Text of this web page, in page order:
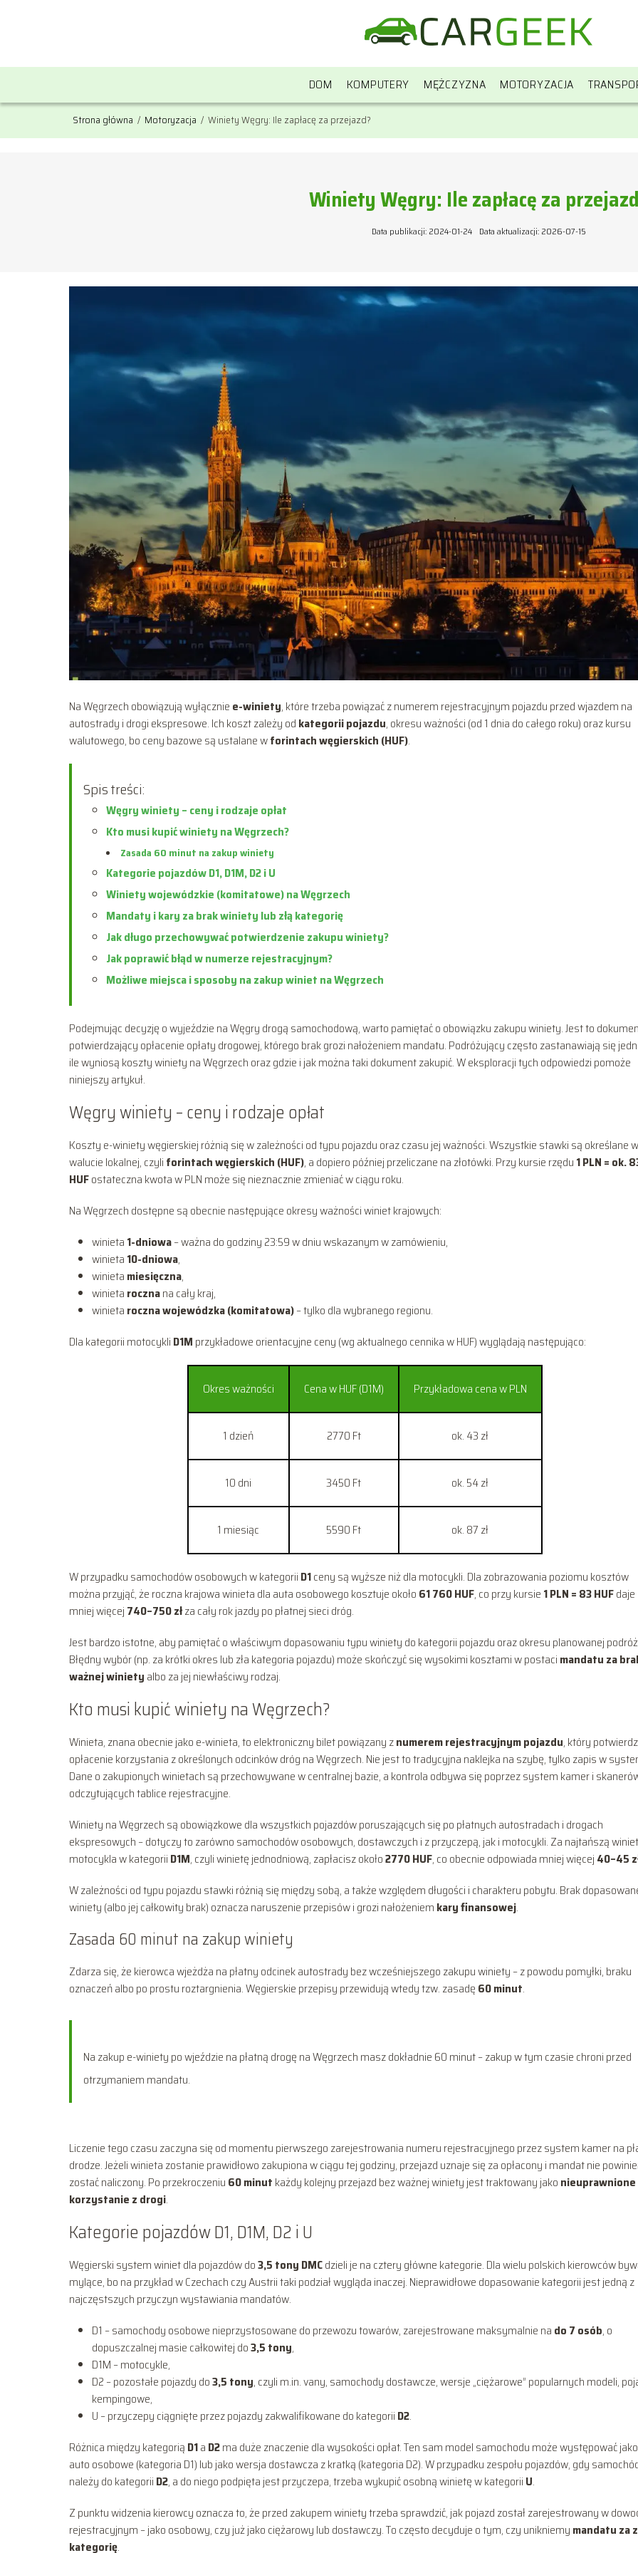
DOM KOMPUTERY MĘŻCZYZNA MOTORYZACJA
Strona główna / Motoryzacja / Winiety Węgry: Ile zapłacę za przejazd?
Winiety Węgry: Ile zapłacę za
Data publikacji: 2024-01-24 Data aktualizacji: 2026-07-15
Na Węgrzech obowiązują wyłącznie e-winiety, które trzeba powiązać z numerem rejestracyjnym pojazdu przed wjazdem na
autostrady i drogi ekspresowe. Ich koszt zależy od kategorii pojazdu, okresu ważności (od 1 dnia do całego roku) oraz kursu
walutowego, bo ceny bazowe są ustalane wforintach węgierskich (HUF).
Spis treści:
Węgry winiety – ceny i rodzaje opłat
Kto musi kupić winiety na Węgrzech?
Zasada 60 minut na zakup winiety
Kategorie pojazdów D1, D1M, D2 i U
Winiety wojewódzkie (komitatowe) na Węgrzech
Mandaty i kary za brak winiety lub złą kategorię
Jak długo przechowywać potwierdzenie zakupu winiety?
Jak poprawić błąd w numerze rejestracyjnym?
Możliwe miejsca i sposoby na zakup winiet na Węgrzech
Podejmując decyzję o wyjeździe na Węgry drogą samochodową, warto pamiętać o obowiązku zakupu winiety. Jest to
potwierdzający opłacenie opłaty drogowej, którego brak grozi nałożeniem mandatu. Podróżujący często zastanawiają się
ile wyniosą koszty winiety na Węgrzech oraz gdzie i jak można taki dokument zakupić. W eksploracji tych odpowiedzi pomoże
niniejszy artykuł.
Węgry winiety – ceny i rodzaje opłat
Koszty e-winiety węgierskiej różnią się w zależności od typu pojazdu oraz czasu jej ważności. Wszystkie stawki są określane w
walucie lokalnej, czyli forintach węgierskich (HUF), a dopiero później przeliczane na złotówki. Przy kursie rzędu 1 PLN = ok.
HUFostateczna kwota w PLN może się nieznacznie zmieniać w ciągu roku.
Na Węgrzech dostępne są obecnie następujące okresy ważności winiet krajowych:
winieta 1-dniowa– ważna do godziny 23:59 w dniu wskazanym w zamówieniu,
winieta 10-dniowa,
winieta miesięczna,
winieta rocznana cały kraj,
winieta roczna wojewódzka (komitatowa)– tylko dla wybranego regionu.
Dla kategorii motocykli D1M przykładowe orientacyjne ceny (wg aktualnego cennika w HUF) wyglądają następująco:
Okres ważności Cena w HUF (D1M) Przykładowa cena w PLN
1 dzień 2770 Ft ok. 43 zł
10 dni 3450 Ft ok. 54 zł
1 miesiąc 5590 Ft ok. 87 zł
W przypadku samochodów osobowych w kategorii D1ceny są wyższe niż dla motocykli. Dla zobrazowania poziomu kosztów
można przyjąć, że roczna krajowa winieta dla auta osobowego kosztuje około 61 760 HUF, co przy kursie 1 PLN = 83 HUFdaje
mniej więcej 740–750 złza cały rok jazdy po płatnej sieci dróg.
Jest bardzo istotne, aby pamiętać o właściwym dopasowaniu typu winiety do kategorii pojazdu oraz okresu planowanej
Błędny wybór (np. za krótki okres lub zła kategoria pojazdu) może skończyć się wysokimi kosztami w postaci mandatu za
ważnej winiety albo za jej niewłaściwy rodzaj.
Kto musi kupić winiety na Węgrzech?
Winieta, znana obecnie jako e-winieta, to elektroniczny bilet powiązany znumerem rejestracyjnym pojazdu, który
opłacenie korzystania z określonych odcinków dróg na Węgrzech. Nie jest to tradycyjna naklejka na szybę, tylko zapis w
Dane o zakupionych winietach są przechowywane w centralnej bazie, a kontrola odbywa się poprzez system kamer i
odczytujących tablice rejestracyjne.
Winiety na Węgrzech są obowiązkowe dla wszystkich pojazdów poruszających się po płatnych autostradach i drogach
ekspresowych – dotyczy to zarówno samochodów osobowych, dostawczych i z przyczepą, jak i motocykli. Za najtańszą
motocykla w kategorii D1M, czyli winietę jednodniową, zapłacisz około2770 HUF, co obecnie odpowiada mniej więcej 40–45
W zależności od typu pojazdu stawki różnią się między sobą, a także względem długości i charakteru pobytu. Brak
winiety (albo jej całkowity brak) oznacza naruszenie przepisów i grozi nałożeniem kary finansowej.
Zasada 60 minut na zakup winiety
Zdarza się, że kierowca wjeżdża na płatny odcinek autostrady bez wcześniejszego zakupu winiety – z powodu pomyłki, braku
oznaczeń albo po prostu roztargnienia. Węgierskie przepisy przewidują wtedy tzw. zasadę 60 minut.
Na zakup e-winiety po wjeździe na płatną drogę na Węgrzech masz dokładnie 60 minut – zakup w tym czasie chroni przed
otrzymaniem mandatu.
Liczenie tego czasu zaczyna się od momentu pierwszego zarejestrowania numeru rejestracyjnego przez system kamer na
drodze. Jeżeli winieta zostanie prawidłowo zakupiona w ciągu tej godziny, przejazd uznaje się za opłacony i mandat nie
zostać naliczony. Po przekroczeniu 60 minut każdy kolejny przejazd bez ważnej winiety jest traktowany jako nieuprawnione
korzystanie z drogi.
Kategorie pojazdów D1, D1M, D2 i U
Węgierski system winiet dla pojazdów do3,5 tony DMCdzieli je na cztery główne kategorie. Dla wielu polskich kierowców
mylące, bo na przykład w Czechach czy Austrii taki podział wygląda inaczej. Nieprawidłowe dopasowanie kategorii jest jedną z
najczęstszych przyczyn wystawiania mandatów.
D1 – samochody osobowe nieprzystosowane do przewozu towarów, zarejestrowane maksymalnie na do 7 osób, o
dopuszczalnej masie całkowitej do3,5 tony,
D1M – motocykle,
D2 – pozostałe pojazdy do3,5 tony, czyli m.in. vany, samochody dostawcze, wersje „ciężarowe” popularnych modeli,
kempingowe,
U – przyczepy ciągnięte przez pojazdy zakwalifikowane do kategorii D2.
Różnica między kategorią D1a D2ma duże znaczenie dla wysokości opłat. Ten sam model samochodu może występować jako
auto osobowe (kategoria D1) lub jako wersja dostawcza z kratką (kategoria D2). W przypadku zespołu pojazdów, gdy
należy do kategorii D2, a do niego podpięta jest przyczepa, trzeba wykupić osobną winietę w kategorii U.
Z punktu widzenia kierowcy oznacza to, że przed zakupem winiety trzeba sprawdzić, jak pojazd został zarejestrowany w
rejestracyjnym – jako osobowy, czy już jako ciężarowy lub dostawczy. To często decyduje o tym, czy unikniemy mandatu za
kategorię.